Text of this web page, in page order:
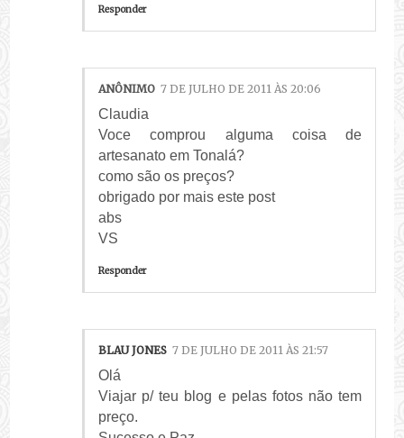
Responder
ANÔNIMO 7 DE JULHO DE 2011 ÀS 20:06
Claudia
Voce comprou alguma coisa de
artesanato em Tonalá?
como são os preços?
obrigado por mais este post
abs
VS
Responder
BLAU JONES 7 DE JULHO DE 2011 ÀS 21:57
Olá
Viajar p/ teu blog e pelas fotos não tem
preço.